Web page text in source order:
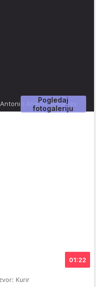
Pogledaj
fotogaleriju
Ahel/ATAImages
01:22
Kurir